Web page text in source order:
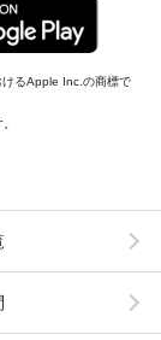
るApple Inc.の商標で